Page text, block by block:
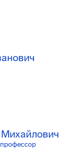
профессор